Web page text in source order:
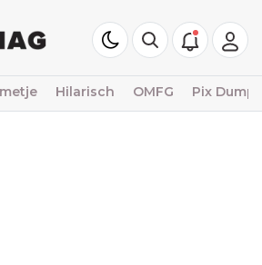
Hilarisch OMFG Pix Dump